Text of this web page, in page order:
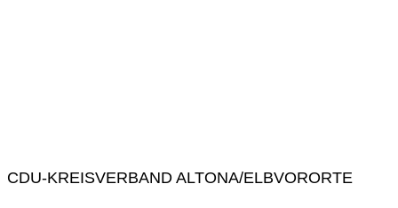
CDU-KREISVERBAND ALTONA/ELBVORORTE